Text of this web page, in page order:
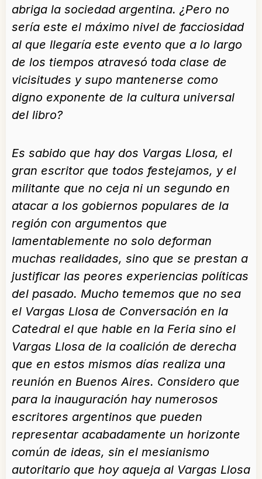
abriga la sociedad argentina. ¿Pero no
sería este el máximo nivel de facciosidad
al que llegaría este evento que a lo largo
de los tiempos atravesó toda clase de
vicisitudes y supo mantenerse como
digno exponente de la cultura universal
del libro?
Es sabido que hay dos Vargas Llosa, el
gran escritor que todos festejamos, y el
militante que no ceja ni un segundo en
atacar a los gobiernos populares de la
región con argumentos que
lamentablemente no solo deforman
muchas realidades, sino que se prestan a
justificar las peores experiencias políticas
del pasado. Mucho tememos que no sea
el Vargas Llosa de Conversación en la
Catedral el que hable en la Feria sino el
Vargas Llosa de la coalición de derecha
que en estos mismos días realiza una
reunión en Buenos Aires. Considero que
para la inauguración hay numerosos
escritores argentinos que pueden
representar acabadamente un horizonte
común de ideas, sin el mesianismo
autoritario que hoy aqueja al Vargas Llosa